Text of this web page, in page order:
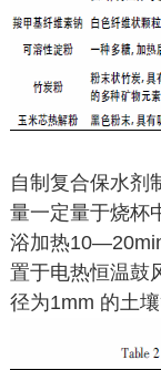
自制复合保水剂
量一定量于烧杯
浴加热
置于电热恒温鼓
径为1mm 的土